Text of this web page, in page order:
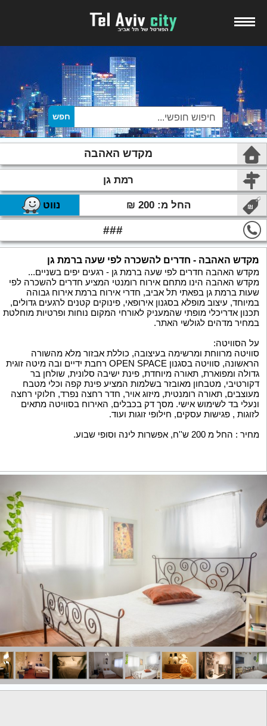
מקדש האהבה
רמת גן
החל מ: 200 ₪ נווט
###
מקדש האהבה - חדרים להשכרה לפי שעה ברמת גן
מקדש האהבה חדרים לפי שעה ברמת גן - רגעים יפים בשניים...
מקדש האהבה הינו מתחם אירוח רומנטי המציע חדרים להשכרה לפי
שעות ברמת גן בפאתי תל אביב, חדרי אירוח ברמת אירוח גבוהה
במיוחד, עיצוב מופלא בסגנון אירופאי, פינוקים קטנים לרגעים גדולים,
תכנון אדריכלי מופתי שהמעניק לאורחי המקום נוחות ופרטיות מוחלטת
במחיר מדהים לגולשי האתר.
על הסוויטה:
סוויטה מרווחת ומרשימה בעיצובה, כוללת אבזור מלא מהשורה
הראשונה, סוויטה בסגנון OPEN SPACE רחבת ידיים ובה מיטה זוגית
גדולה ומפוארת, תאורה מיוחדת, פינת ישיבה סלונית, שולחן בר
דקורטיבי, מטבחון מאובזר בשלמות המציע פינת קפה וכלי מטבח
מעוצבים, תאורה רומנטית, מיזוג אויר, חדר רחצה נפרד, חלוקי רחצה
ונעלי בד לשימוש אישי. מסך דק בכבלים, האירוח בסוויטה מתאים
לזוגות , פגישות עסקים, חילופי זוגות ועוד.
מחיר : החל מ 200 ש''ח, אפשרות לינה וסופי שבוע.